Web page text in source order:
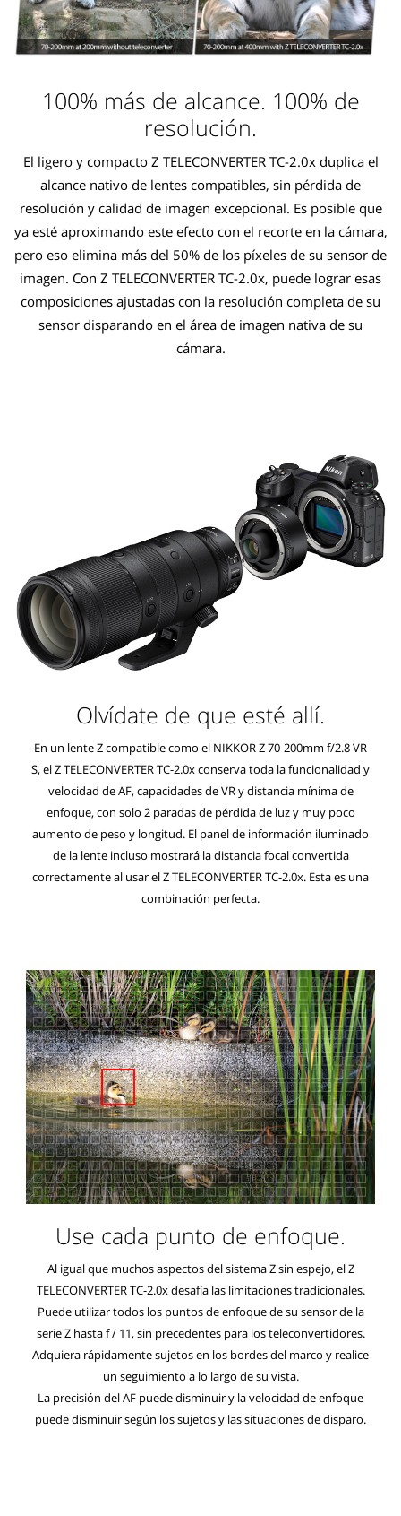
100% más de alcance. 100% de
resolución.
El ligero y compacto Z TELECONVERTER TC-2.0x duplica el
alcance nativo de lentes compatibles, sin pérdida de
resolución y calidad de imagen excepcional. Es posible que
ya esté aproximando este efecto con el recorte en la cámara,
pero eso elimina más del 50% de los píxeles de su sensor de
imagen. Con Z TELECONVERTER TC-2.0x, puede lograr esas
composiciones ajustadas con la resolución completa de su
sensor disparando en el área de imagen nativa de su
cámara.
Olvídate de que esté allí.
En un lente Z compatible como el NIKKOR Z 70-200mm f/2.8 VR
S, el Z TELECONVERTER TC-2.0x conserva toda la funcionalidad y
velocidad de AF, capacidades de VR y distancia mínima de
enfoque, con solo 2 paradas de pérdida de luz y muy poco
aumento de peso y longitud. El panel de información iluminado
de la lente incluso mostrará la distancia focal convertida
correctamente al usar el Z TELECONVERTER TC-2.0x. Esta es una
combinación perfecta.
Use cada punto de enfoque.
Al igual que muchos aspectos del sistema Z sin espejo, el Z
TELECONVERTER TC-2.0x desafía las limitaciones tradicionales.
Puede utilizar todos los puntos de enfoque de su sensor de la
serie Z hasta f / 11, sin precedentes para los teleconvertidores.
Adquiera rápidamente sujetos en los bordes del marco y realice
un seguimiento a lo largo de su vista.
La precisión del AF puede disminuir y la velocidad de enfoque
puede disminuir según los sujetos y las situaciones de disparo.